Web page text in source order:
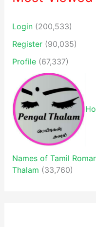
Login (200,533)
Register (90,035)
Profile (67,337)
Names of Tamil
Thalam (33,760)